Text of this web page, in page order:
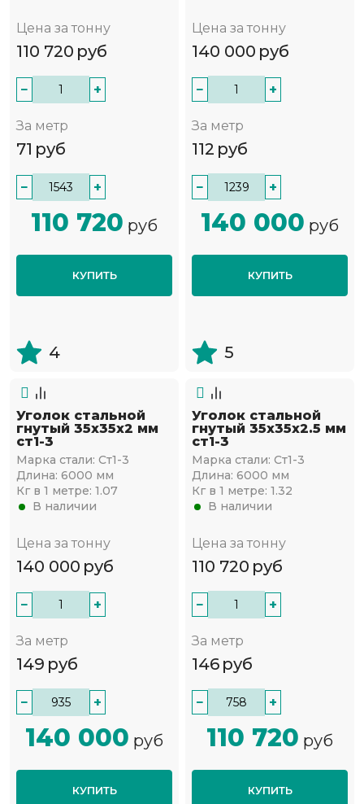
Цена за тонну
110 720 руб
− +
За метр
71 руб
− +
110 720 руб
КУПИТЬ
4
Цена за тонну
140 000 руб
− +
За метр
112 руб
− +
140 000 руб
КУПИТЬ
5
Уголок стальной
гнутый 35х35x2 мм
ст1-3
Марка стали: Ст1-3
Длина: 6000 мм
Кг в 1 метре: 1.07
В наличии
Цена за тонну
140 000 руб
− +
За метр
149 руб
− +
140 000 руб
КУПИТЬ
Уголок стальной
гнутый 35х35x2.5 мм
ст1-3
Марка стали: Ст1-3
Длина: 6000 мм
Кг в 1 метре: 1.32
В наличии
Цена за тонну
110 720 руб
− +
За метр
146 руб
− +
110 720 руб
КУПИТЬ